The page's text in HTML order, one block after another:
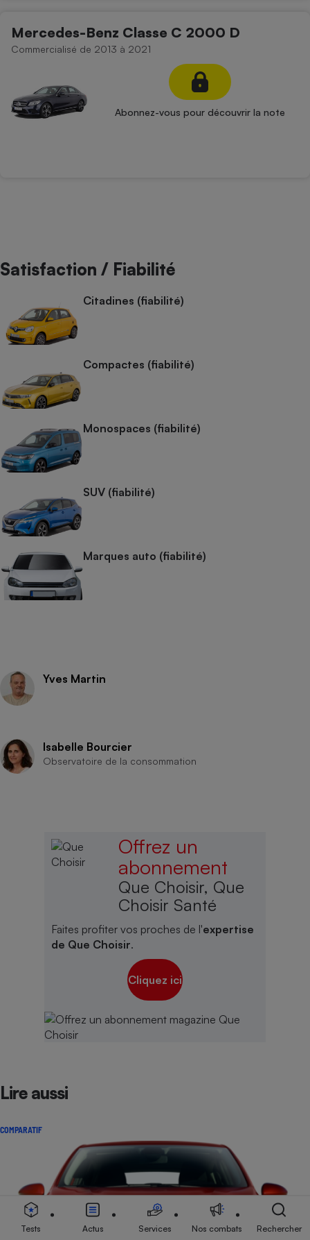
Mercedes-Benz Classe C 2000 D
Commercialisé de 2013 à 2021
Abonnez-vous pour découvrir la note
Satisfaction / Fiabilité
Citadines (fiabilité)
Compactes (fiabilité)
Monospaces (fiabilité)
SUV (fiabilité)
Marques auto (fiabilité)
Yves Martin
Isabelle Bourcier
Observatoire de la consommation
Offrez un
abonnement
Que Choisir, Que
Choisir Santé
Faites profiter vos proches de l'expertise
de Que Choisir.
Cliquez ici
Lire aussi
COMPARATIF
Tests Actus Services Nos combats Rechercher